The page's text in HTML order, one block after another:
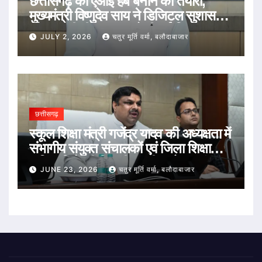
मुख्यमंत्री विष्णुदेव साय ने डिजिटल सुशासन
और तकनीकी नवाचार को दी नई दिशा
JULY 2, 2026 चतुर मूर्ति वर्मा, बलौदाबाजार
छत्तीसगढ़
स्कूल शिक्षा मंत्री गजेंद्र यादव की अध्यक्षता में
संभागीय संयुक्त संचालकों एवं जिला शिक्षा
अधिकारियों की विभागीय समीक्षा बैठक संपन्न
JUNE 23, 2026 चतुर मूर्ति वर्मा, बलौदाबाजार